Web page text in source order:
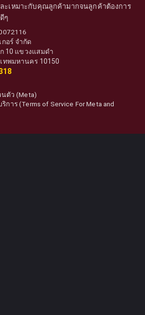
ะเหมาะกับคุณลูกค้ามากจนลูกค้าต้องการ
ๆ
อร์ จำกัด
10 แขวงแสมดำ
ทพมหานคร 10150
ตัว (Meta)
าร (Terms of Service For Meta and